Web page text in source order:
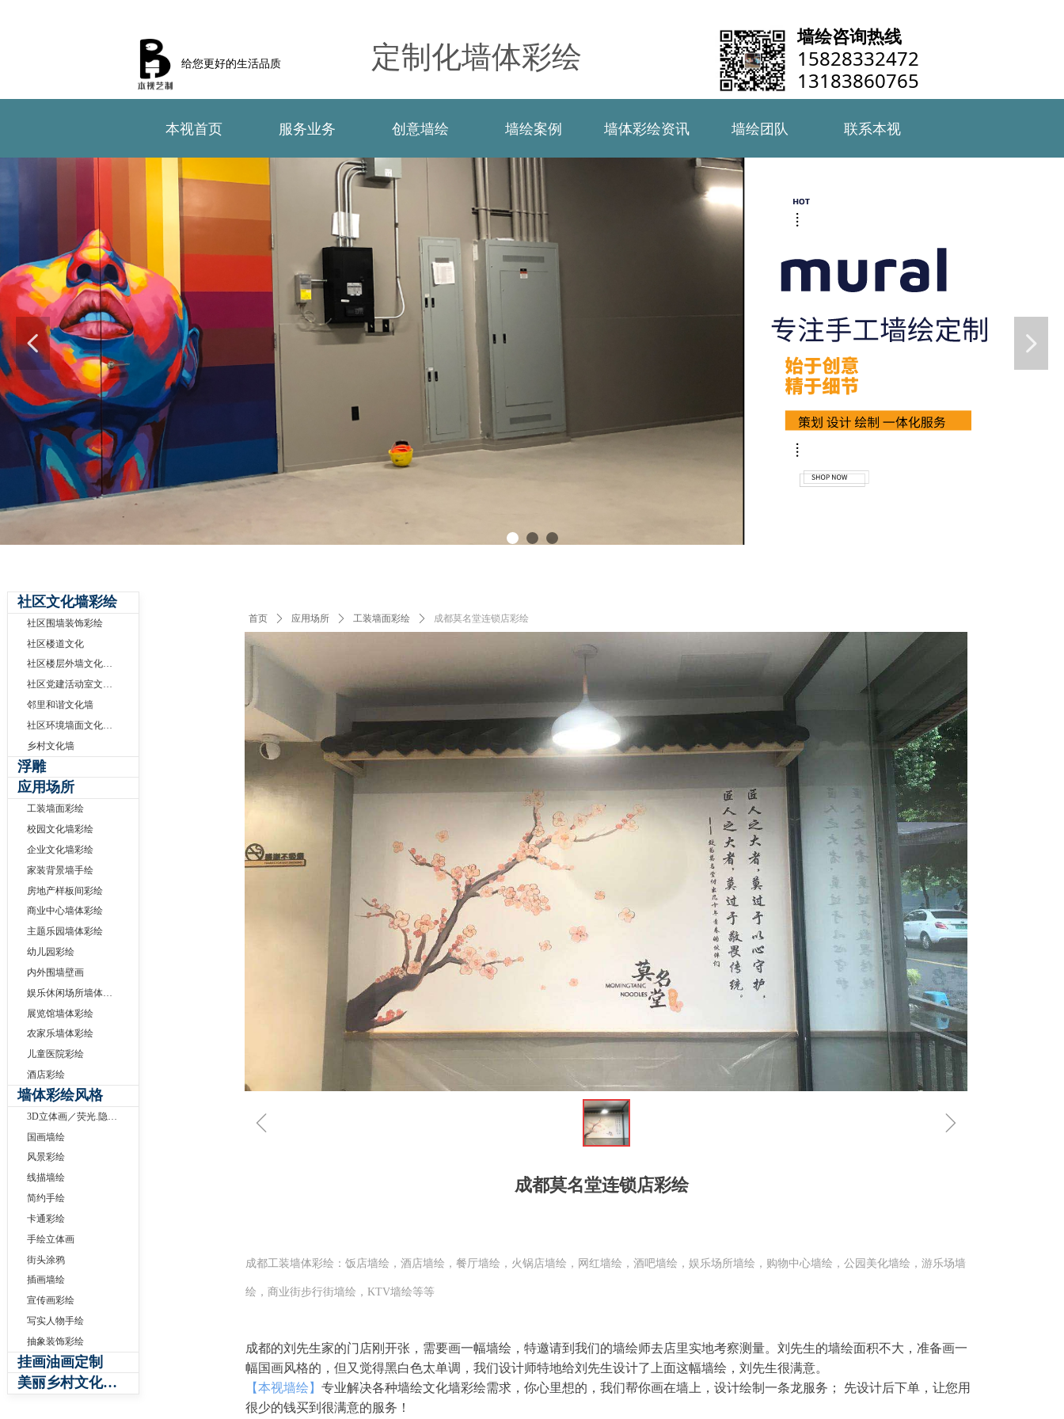
넳 넲
给您更好的生活品质
墙绘咨询热线
15828332472
13183860765
定制化墙体彩绘
本视首页
本视首页
服务业务 创意墙绘
创意墙绘
墙绘案例
墙绘案例
墙体彩绘资讯 墙绘团队
墙绘团队
联系本视
首页 ꄲ 应用场所 ꄲ 工装墙面彩绘 ꄲ 成都莫名堂连锁店彩绘
ꁆ ꁇ
成都莫名堂连锁店彩绘
成都工装墙体彩绘：饭店墙绘，酒店墙绘，餐厅墙绘，火锅店墙绘，网红墙绘，酒吧墙绘，娱乐场所墙绘，购物中心墙绘，公园美化墙绘，游乐场墙
绘，商业街步行街墙绘，KTV墙绘等等
成都的刘先生家的门店刚开张，需要画一幅墙绘，特邀请到我们的墙绘师去店里实地考察测量。刘先生的墙绘面积不大，准备画一
幅国画风格的，但又觉得黑白色太单调，我们设计师特地给刘先生设计了上面这幅墙绘，刘先生很满意。
【本视墙绘】 专业解决各种墙绘文化墙彩绘需求，你心里想的，我们帮你画在墙上，设计绘制一条龙服务； 先设计后下单，让您用
很少的钱买到很满意的服务！
社区文化墙彩绘
社区围墙装饰彩绘
社区楼道文化
社区楼层外墙文化墙彩绘
社区党建活动室文化墙制作
邻里和谐文化墙
社区环境墙面文化墙手绘
乡村文化墙
浮雕
应用场所
工装墙面彩绘
校园文化墙彩绘
企业文化墙彩绘
家装背景墙手绘
房地产样板间彩绘
商业中心墙体彩绘
主题乐园墙体彩绘
幼儿园彩绘
内外围墙壁画
展览馆墙体彩绘
农家乐墙体彩绘
儿童医院彩绘
酒店彩绘
墙体彩绘风格
国画墙绘
风景彩绘
线描墙绘
简约手绘
卡通彩绘
手绘立体画
街头涂鸦
插画墙绘
宣传画彩绘
写实人物手绘
抽象装饰彩绘
挂画油画定制
美丽乡村文化墙体彩绘